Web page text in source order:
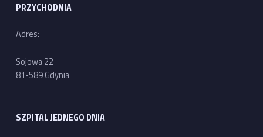
PRZYCHODNIA
Adres:
Sojowa 22
81-589 Gdynia
SZPITAL JEDNEGO DNIA